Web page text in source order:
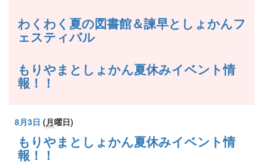
わくわく夏の図書館＆諫早としょかんフ
ェスティバル
もりやまとしょかん夏休みイベント情
報！！
8月3日 ( 月曜日)
もりやまとしょかん夏休みイベント情
報！！